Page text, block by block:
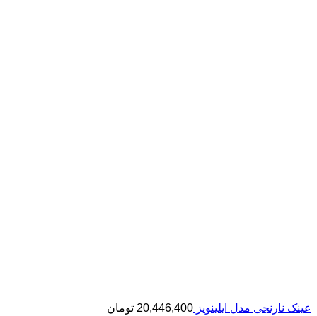
عینک نارنجی مدل ایلینویز 20,446,400 تومان